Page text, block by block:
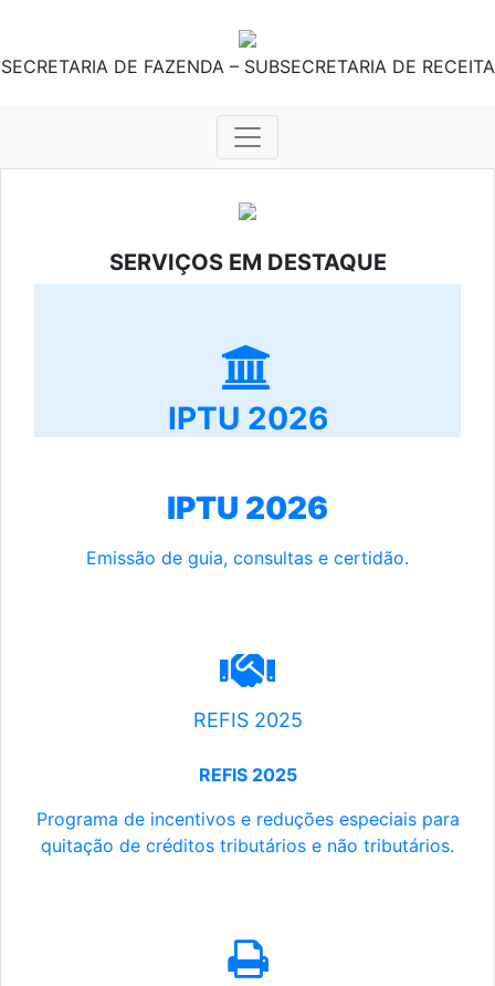
SECRETARIA DE FAZENDA – SUBSECRETARIA DE RECEITA
SERVIÇOS EM DESTAQUE
IPTU 2026
IPTU 2026
Emissão de guia, consultas e certidão.
REFIS 2025
REFIS 2025
Programa de incentivos e reduções especiais para
quitação de créditos tributários e não tributários.